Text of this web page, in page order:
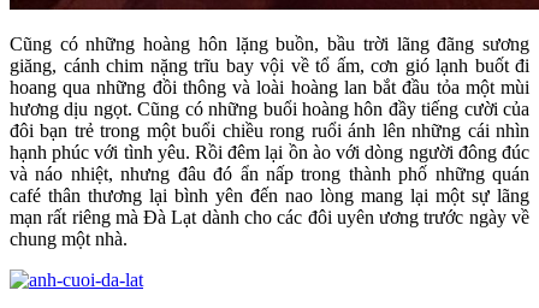
Cũng có những hoàng hôn lặng buồn, bầu trời lãng đãng sương
giăng, cánh chim nặng trĩu bay vội về tổ ấm, cơn gió lạnh buốt đi
hoang qua những đồi thông và loài hoàng lan bắt đầu tỏa một mùi
hương dịu ngọt. Cũng có những buổi hoàng hôn đầy tiếng cười của
đôi bạn trẻ trong một buổi chiều rong ruổi ánh lên những cái nhìn
hạnh phúc với tình yêu. Rồi đêm lại ồn ào với dòng người đông đúc
và náo nhiệt, nhưng đâu đó ẩn nấp trong thành phố những quán
café thân thương lại bình yên đến nao lòng mang lại một sự lãng
mạn rất riêng mà Đà Lạt dành cho các đôi uyên ương trước ngày về
chung một nhà.